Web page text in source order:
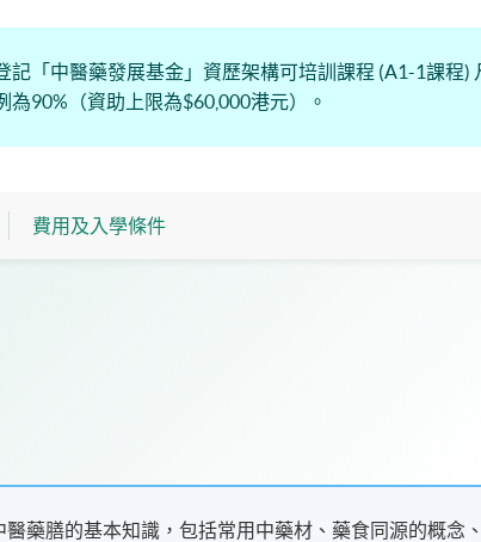
記「中醫藥發展基金」資歷架構可培訓課程 (A1-1課程
為90%（資助上限為$60,000港元）。
費用及入學條件
醫藥膳的基本知識，包括常用中藥材、藥食同源的概念